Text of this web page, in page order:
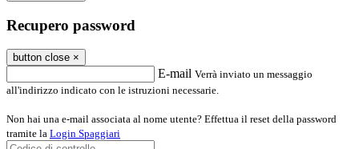
Recupero password
button close ×
E-mail Verrà inviato un messaggio
all'indirizzo indicato con le istruzioni necessarie.
Non hai una e-mail associata al nome utente? Effettua il reset della password
tramite la Login Spaggiari